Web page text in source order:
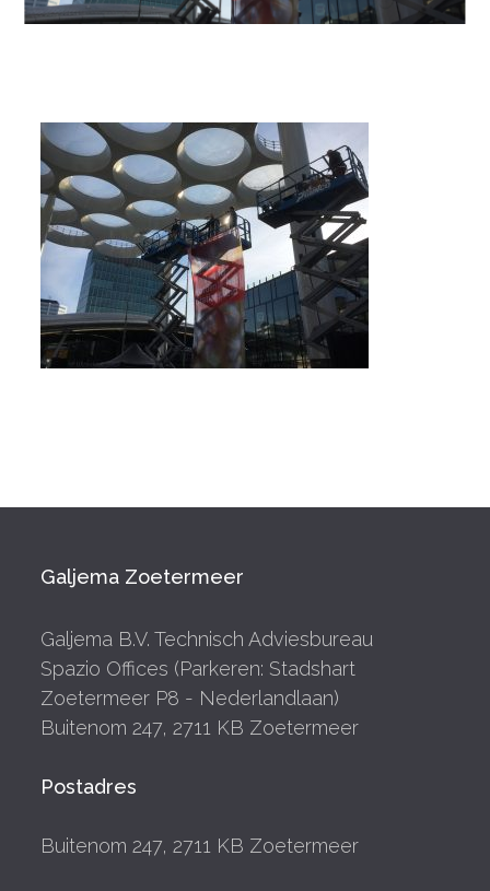
Galjema Zoetermeer
Galjema B.V. Technisch Adviesbureau
Spazio Offices (Parkeren: Stadshart
Zoetermeer P8 - Nederlandlaan)
Buitenom 247, 2711 KB Zoetermeer
Postadres
Buitenom 247, 2711 KB Zoetermeer